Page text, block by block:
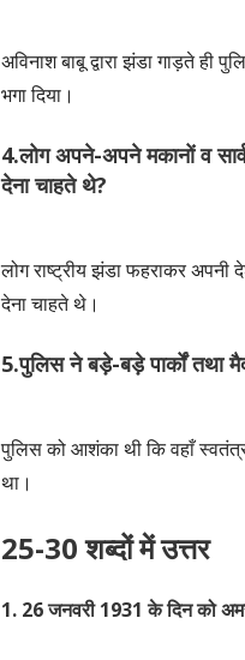
अविनाश बाबू द्वारा झंडा गाड़ते ही
भगा दिया।
4.लोग अपने-अपने मकानों व
देना चाहते थे?
लोग राष्ट्रीय झंडा फहराकर
देना चाहते थे।
5.पुलिस ने बड़े-बड़े पार्कों तथा
पुलिस को आशंका थी कि वहाँ
था।
25-30 शब्दों में उत्तर
1. 26 जनवरी 1931 के दिन को